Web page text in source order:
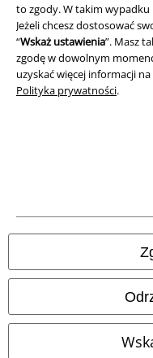
to zgody. W takim
Jeżeli chcesz dostosować
“Wskaż ustawienia”. Masz
zgodę w dowolnym
uzyskać więcej informacji
Polityka prywatności.
Unieszkodliwianie
Deklaracja Zgodności
Informacje dotyczące
wysyłki.
Sklepy internetowe